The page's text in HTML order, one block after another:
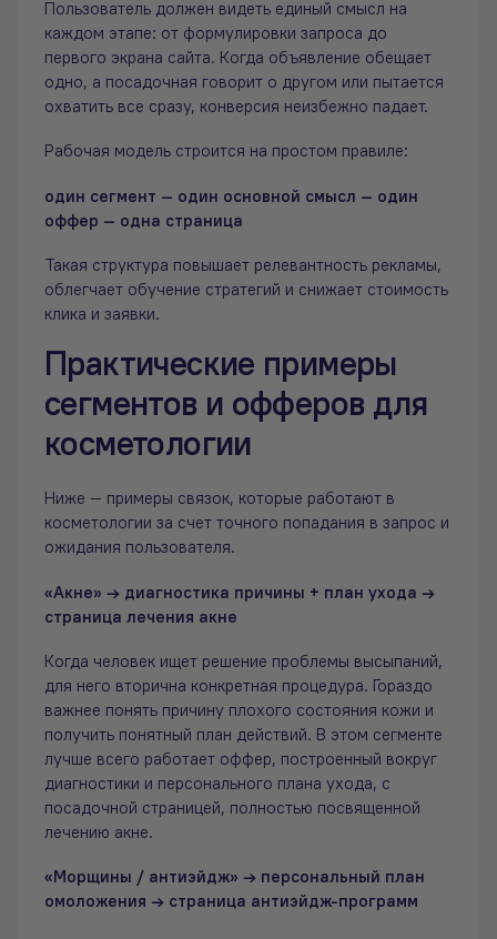
Пользователь должен видеть единый смысл на
каждом этапе: от формулировки запроса до
первого экрана сайта. Когда объявление обещает
одно, а посадочная говорит о другом или пытается
охватить все сразу, конверсия неизбежно падает.
Рабочая модель строится на простом правиле:
один сегмент — один основной смысл — один
оффер — одна страница
Такая структура повышает релевантность рекламы,
облегчает обучение стратегий и снижает стоимость
клика и заявки.
Практические примеры
сегментов и офферов для
косметологии
Ниже — примеры связок, которые работают в
косметологии за счет точного попадания в запрос и
ожидания пользователя.
«Акне» → диагностика причины + план ухода →
страница лечения акне
Когда человек ищет решение проблемы высыпаний,
для него вторична конкретная процедура. Гораздо
важнее понять причину плохого состояния кожи и
получить понятный план действий. В этом сегменте
лучше всего работает оффер, построенный вокруг
диагностики и персонального плана ухода, с
посадочной страницей, полностью посвященной
лечению акне.
«Морщины / антиэйдж» → персональный план
омоложения → страница антиэйдж-программ